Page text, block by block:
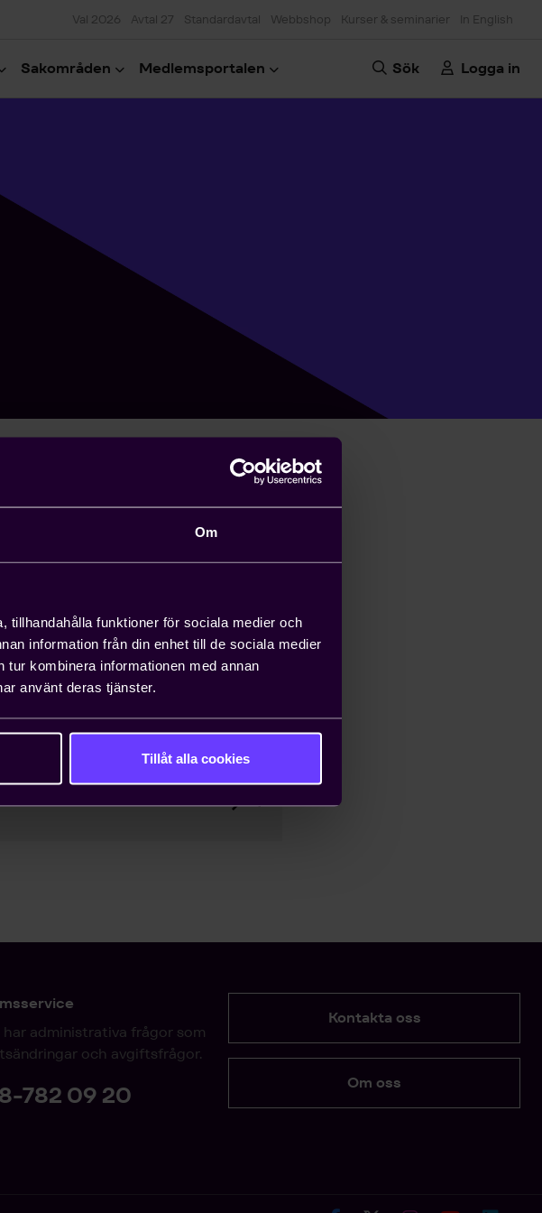
Om
tillhandahålla funktioner för sociala medier och
information från din enhet till de sociala medier
kombinera informationen med annan
använt deras tjänster.
Tillåt alla cookies
Val 2026 Avtal 27 Standardavtal Webbshop Kurser & seminarier In English
Sakområden Medlemsportalen Sök Logga in
av mängdvaror av
”Gratis” gäller följande generella
liksom att skriva ut den. Det gäller
som abonnerar på Standardavtal
användningsrätt.
har administrativa frågor som
och avgiftsfrågor.
782 09 20
Kontakta oss
Om oss